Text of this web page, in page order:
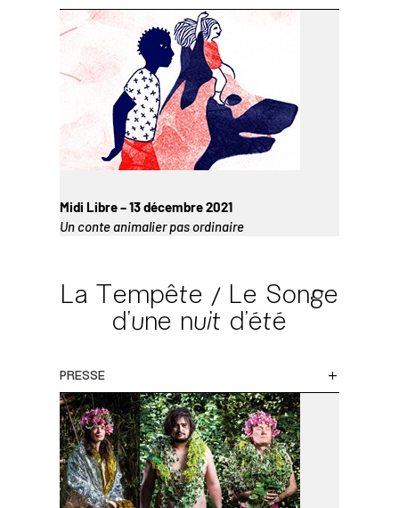
Midi Libre – 13 décembre 2021
Un conte animalier pas ordinaire
La Tempête / Le Songe
d’une nuit d’été
PRESSE